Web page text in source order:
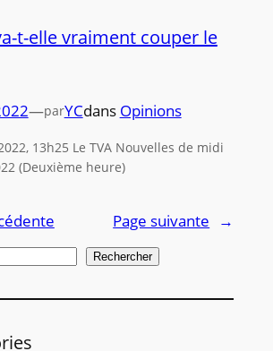
t-elle vraiment couper le
—parYCdans Opinions
13h25 Le TVA Nouvelles de midi
(Deuxième heure)
Page suivante
→
Rechercher